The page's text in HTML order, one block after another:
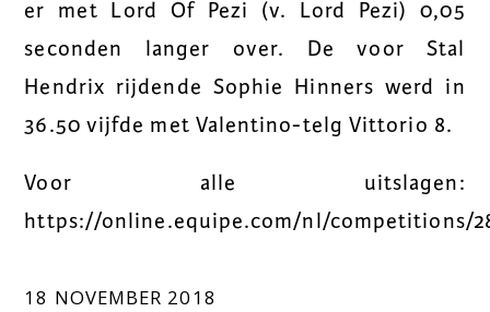
er met Lord Of Pezi (v. Lord Pezi) 0,05
seconden langer over. De voor Stal
Hendrix rijdende Sophie Hinners werd in
36.50 vijfde met Valentino-telg Vittorio 8.
Voor alle uitslagen:
https://online.equipe.com/nl/competitions/
18 NOVEMBER 2018